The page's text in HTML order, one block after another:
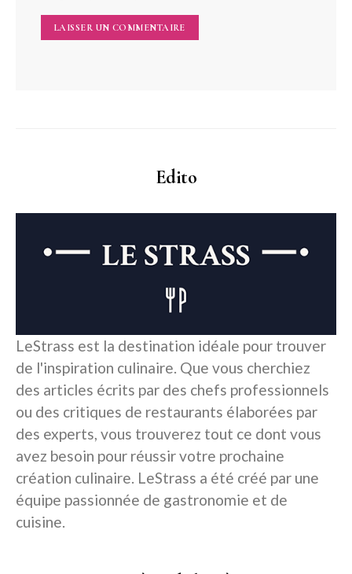
Edito
LeStrass est la destination idéale pour trouver
de l'inspiration culinaire. Que vous cherchiez
des articles écrits par des chefs professionnels
ou des critiques de restaurants élaborées par
des experts, vous trouverez tout ce dont vous
avez besoin pour réussir votre prochaine
création culinaire. LeStrass a été créé par une
équipe passionnée de gastronomie et de
cuisine.